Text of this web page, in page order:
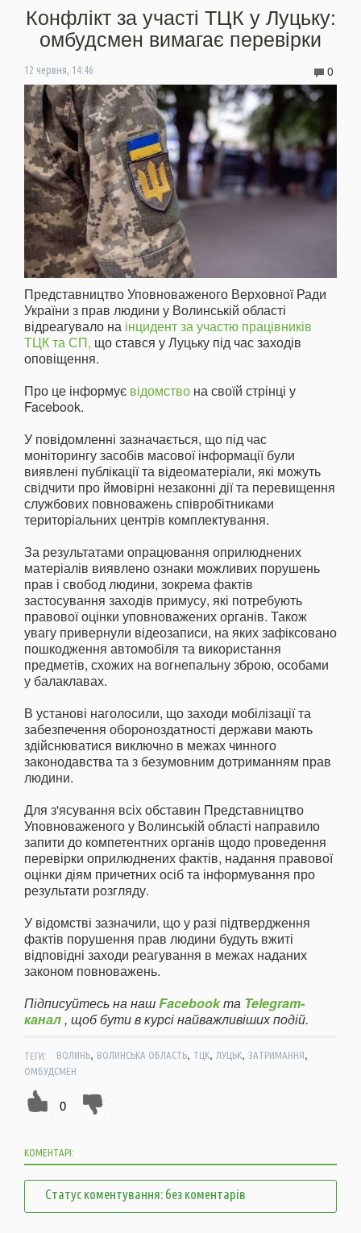
Конфлікт за участі ТЦК у Луцьку:
омбудсмен вимагає перевірки
12 червня, 14:46 0
Представництво Уповноваженого Верховної Ради
України з прав людини у Волинській області
відреагувало на інцидент за участю працівників
ТЦК та СП, що стався у Луцьку під час заходів
оповіщення.
Про це інформує відомство на своїй стрінці у
Facebook.
У повідомленні зазначається, що під час
моніторингу засобів масової інформації були
виявлені публікації та відеоматеріали, які можуть
свідчити про ймовірні незаконні дії та перевищення
службових повноважень співробітниками
територіальних центрів комплектування.
За результатами опрацювання оприлюднених
матеріалів виявлено ознаки можливих порушень
прав і свобод людини, зокрема фактів
застосування заходів примусу, які потребують
правової оцінки уповноважених органів. Також
увагу привернули відеозаписи, на яких зафіксовано
пошкодження автомобіля та використання
предметів, схожих на вогнепальну зброю, особами
у балаклавах.
В установі наголосили, що заходи мобілізації та
забезпечення обороноздатності держави мають
здійснюватися виключно в межах чинного
законодавства та з безумовним дотриманням прав
людини.
Для з'ясування всіх обставин Представництво
Уповноваженого у Волинській області направило
запити до компетентних органів щодо проведення
перевірки оприлюднених фактів, надання правової
оцінки діям причетних осіб та інформування про
результати розгляду.
У відомстві зазначили, що у разі підтвердження
фактів порушення прав людини будуть вжиті
відповідні заходи реагування в межах наданих
законом повноважень.
Підписуйтесь на нашFacebookта Telegram-
канал, щоб бути в курсі найважливіших подій.
ТЕГИ: ВОЛИНЬ, ВОЛИНСЬКА ОБЛАСТЬ, ТЦК, ЛУЦЬК, ЗАТРИМАННЯ,
ОМБУДСМЕН
0
КОМЕНТАРІ:
Статус коментування: без коментарів